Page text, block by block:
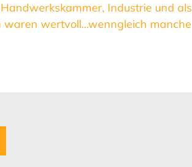
Industrie und als
waren wertvoll…wenngleich manche